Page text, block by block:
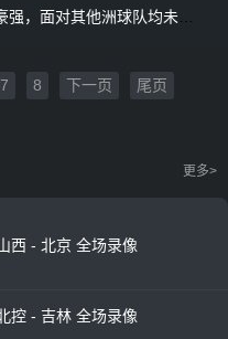
7 8 下一页 尾页
更多>
西 - 北京 全场录像
控 - 吉林 全场录像